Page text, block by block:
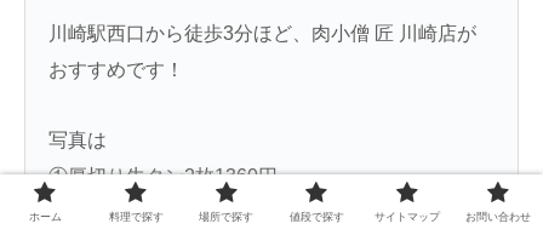
川崎駅西口から徒歩3分ほど、肉小僧 匠 川崎店が
おすすめです！
写真は
①厚切り牛タン2枚1360円
②精肉盛り（4種✕3枚）2980円
ホーム 料理で探す 場所で探す 値段で探す サイトマップ お問い合わせ